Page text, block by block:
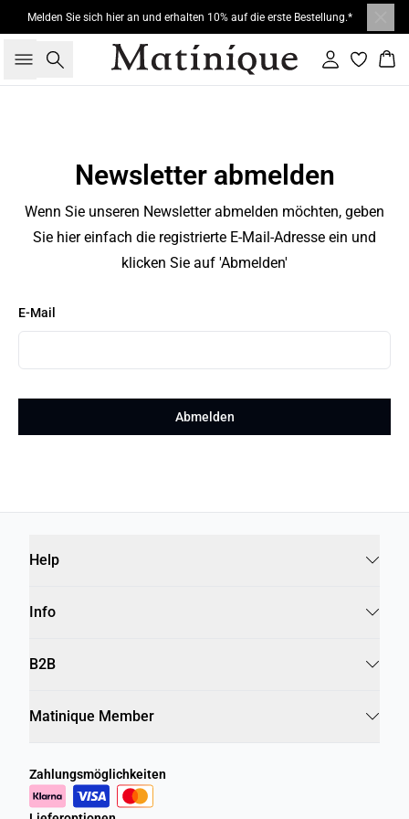
Melden Sie sich hier an und erhalten 10% auf die erste Bestellung.*
Suche Einloggen
Newsletter abmelden
Wenn Sie unseren Newsletter abmelden möchten, geben
Sie hier einfach die registrierte E-Mail-Adresse ein und
klicken Sie auf 'Abmelden'
E-Mail
Abmelden
Help
Info
B2B
Matinique Member
Zahlungsmöglichkeiten